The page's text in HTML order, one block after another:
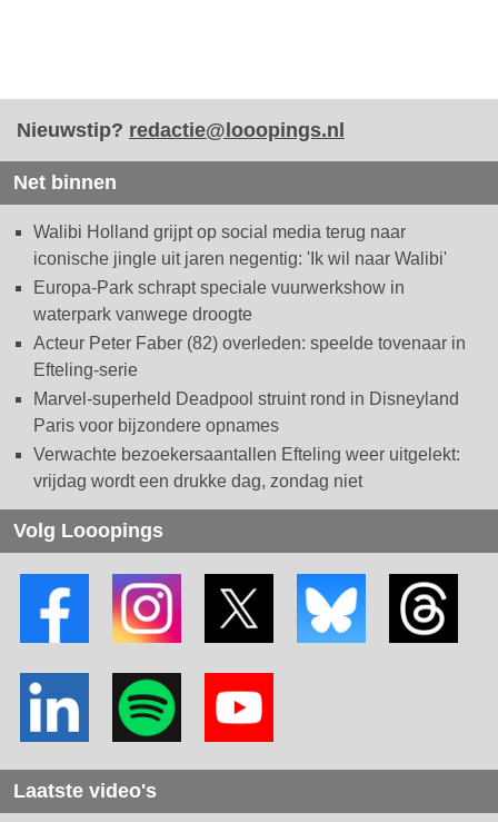
Nieuwstip? redactie@looopings.nl
Net binnen
Walibi Holland grijpt op social media terug naar
iconische jingle uit jaren negentig: 'Ik wil naar Walibi'
Europa-Park schrapt speciale vuurwerkshow in
waterpark vanwege droogte
Acteur Peter Faber (82) overleden: speelde tovenaar in
Efteling-serie
Marvel-superheld Deadpool struint rond in Disneyland
Paris voor bijzondere opnames
Verwachte bezoekersaantallen Efteling weer uitgelekt:
vrijdag wordt een drukke dag, zondag niet
Volg Looopings
Laatste video's